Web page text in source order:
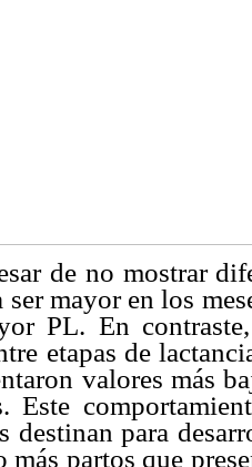
de no mostrar
ser mayor en los
PL. En
etapas de
valores más
Este
destinan para
más partos que